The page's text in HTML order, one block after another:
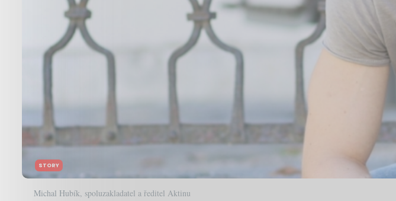
STORY
Michal Hubík, spoluzakladatel a ředitel Aktinu